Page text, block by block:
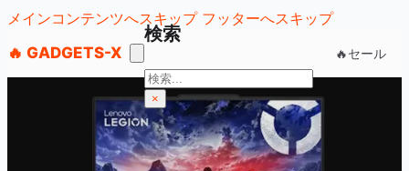
メインコンテンツへスキップ フッターへスキップ
🔥 GADGETS-X
🔥セール
検索
検
索×